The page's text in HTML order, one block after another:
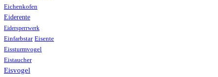
Eichenkofen
Eiderente
Eidersperrwerk
Einfarbstar Eisente
Eissturmvogel
Eistaucher
Eisvogel